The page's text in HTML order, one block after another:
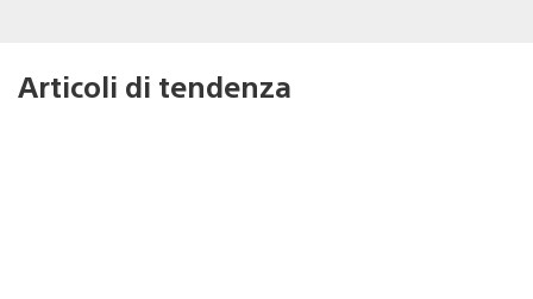
Articoli di tendenza